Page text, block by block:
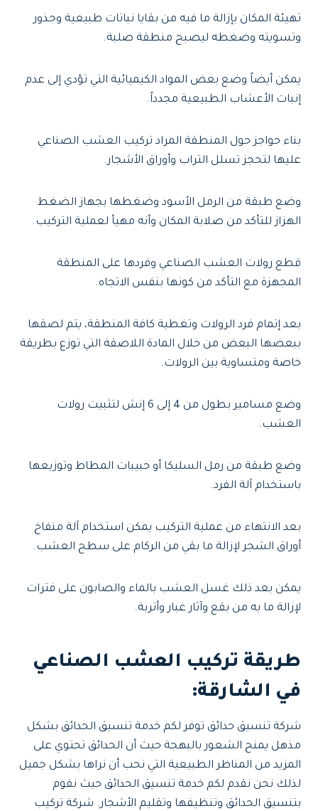
تهيئة المكان بإزالة ما فيه من بقايا نباتات طبيعية وجذور
وتسويته وضغطه ليصبح منطقة صلبة.
يمكن أيضاً وضع بعض المواد الكيميائية التي تؤدي إلى عدم
إنبات الأعشاب الطبيعية مجدداً.
بناء حواجز حول المنطقة المراد تركيب العشب الصناعي
عليها لتحجز تسلل التراب وأوراق الأشجار.
وضع طبقة من الرمل الأسود وضغطها بجهاز الضغط
الهزاز للتأكد من صلابة المكان وأنه مهيأ لعملية التركيب.
قطع رولات العشب الصناعي وفردها على المنطقة
المجهزة مع التأكد من كونها بنفس الاتجاه.
بعد إتمام فرد الرولات وتغطية كافة المنطقة، يتم لصقها
ببعضها البعض من خلال المادة اللاصقة التي توزع بطريقة
خاصة ومتساوية بين الرولات.
وضع مسامير بطول من 4 إلى 6 إنش لتثبيت رولات
العشب.
وضع طبقة من رمل السليكا أو حبيبات المطاط وتوزيعها
باستخدام آلة الفرد.
بعد الانتهاء من عملية التركيب يمكن استخدام آلة منفاخ
أوراق الشجر لإزالة ما بقي من الركام على سطح العشب.
يمكن بعد ذلك غسل العشب بالماء والصابون على فترات
لإزالة ما به من بقع وآثار غبار وأتربة.
طريقة تركيب العشب الصناعي
في الشارقة:
شركة تنسيق حدائق توفر لكم خدمة تنسيق الحدائق بشكل
مذهل يمنح الشعور بالبهجة حيث أن الحدائق تحتوي على
المزيد من المناظر الطبيعية التي نحب أن نراها بشكل جميل
لذلك نحن نقدم لكم خدمة تنسيق الحدائق حيث نقوم
بتنسيق الحدائق وتنظيفها وتقليم الأشجار. شركة تركيب